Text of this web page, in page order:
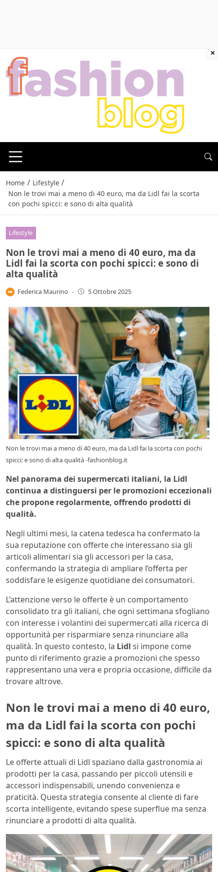
Home / Lifestyle /
Non le trovi mai a meno di 40 euro, ma da Lidl fai la scorta
con pochi spicci: e sono di alta qualità
Lifestyle
Non le trovi mai a meno di 40 euro, ma da
Lidl fai la scorta con pochi spicci: e sono di
alta qualità
Federica Maurino - 5 Ottobre 2025
Non le trovi mai a meno di 40 euro, ma da Lidl fai la scorta con pochi
spicci: e sono di alta qualità -fashionblog.it
Nel panorama dei supermercati italiani, la Lidl
continua a distinguersi per le promozioni eccezionali
che propone regolarmente, offrendo prodotti di
qualità.
Negli ultimi mesi, la catena tedesca ha confermato la
sua reputazione con offerte che interessano sia gli
articoli alimentari sia gli accessori per la casa,
confermando la strategia di ampliare l’offerta per
soddisfare le esigenze quotidiane dei consumatori.
L’attenzione verso le offerte è un comportamento
consolidato tra gli italiani, che ogni settimana sfogliano
con interesse i volantini dei supermercati alla ricerca di
opportunità per risparmiare senza rinunciare alla
qualità. In questo contesto, la Lidl si impone come
punto di riferimento grazie a promozioni che spesso
rappresentano una vera e propria occasione, difficile da
trovare altrove.
Non le trovi mai a meno di 40 euro,
ma da Lidl fai la scorta con pochi
spicci: e sono di alta qualità
Le offerte attuali di Lidl spaziano dalla gastronomia ai
prodotti per la casa, passando per piccoli utensili e
accessori indispensabili, unendo convenienza e
praticità. Questa strategia consente al cliente di fare
scorta intelligente, evitando spese superflue ma senza
rinunciare a prodotti di alta qualità.
×